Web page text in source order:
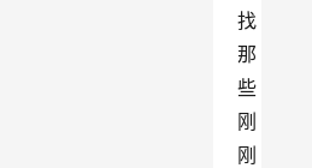
找
那
些
刚
刚